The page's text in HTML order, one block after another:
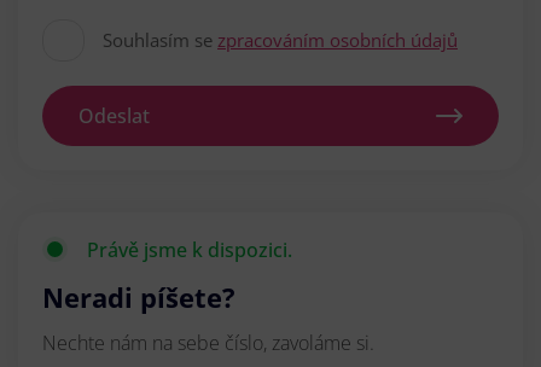
Souhlasím se zpracováním osobních údajů
Odeslat
Právě jsme k dispozici.
Neradi píšete?
Nechte nám na sebe číslo, zavoláme si.